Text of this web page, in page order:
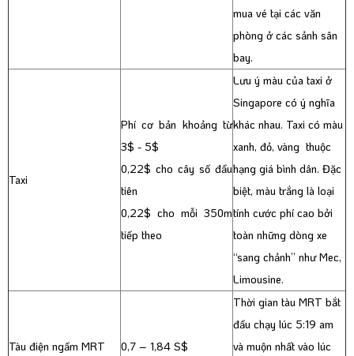
mua vé tại các văn
phòng ở các sảnh sân
bay.
Taxi
Phí cơ bản khoảng từ
3$ - 5$
0,22$ cho cây số đầu
tiên
0,22$ cho mỗi 350m
tiếp theo
Lưu ý màu của taxi ở
Singapore có ý nghĩa
khác nhau. Taxi có màu
xanh, đỏ, vàng thuộc
hạng giá bình dân. Đặc
biệt, màu trắng là loại
tính cước phí cao bởi
toàn những dòng xe
“sang chảnh” như Mec,
Limousine.
Tàu điện ngầm MRT 0,7 – 1,84 S$
Thời gian tàu MRT bắt
đầu chạy lúc 5:19 am
và muộn nhất vào lúc